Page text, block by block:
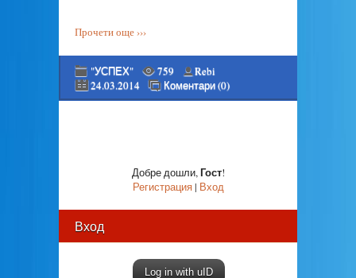
Прочети още ›››
"УСПЕХ" 759
Rebi
24.03.2014
Коментари (0)
Добре дошли,Гост!
Регистрация| Вход
Вход
Log in with uID